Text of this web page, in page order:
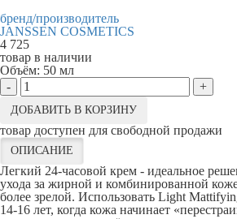
бренд/производитель
JANSSEN COSMETICS
4 725
товар в наличии
Объём: 50 мл
-
+
ДОБАВИТЬ В КОРЗИНУ
товар доступен для свободной продажи
ОПИСАНИЕ
Легкий 24-часовой крем - идеальное
ухода за жирной и комбинированной
более зрелой. Использовать Light
14-16 лет, когда кожа начинает